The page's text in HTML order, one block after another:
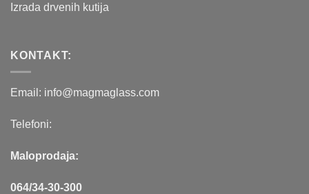
Izrada drvenih kutija
KONTAKT:
Email: info@magmaglass.com
Telefoni:
Maloprodaja:
064/34-30-300